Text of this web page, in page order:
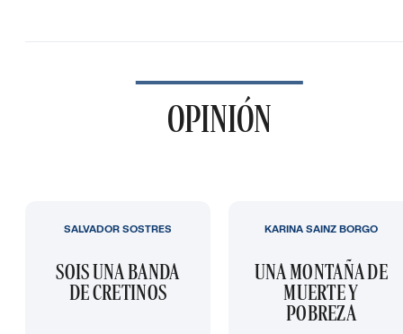
OPINIÓN
SOIS UNA BANDA
DE CRETINOS
SALVADOR SOSTRES
UNA MONTAÑA DE
MUERTE Y
POBREZA
KARINA SAINZ BORGO